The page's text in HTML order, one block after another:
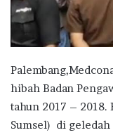
hibah Badan
tahun 2017 – 2018.
Sumsel) di